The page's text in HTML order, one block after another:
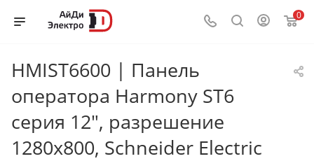
0
HMIST6600 | Панель
оператора Harmony ST6
серия 12", разрешение
1280x800, Schneider Electric